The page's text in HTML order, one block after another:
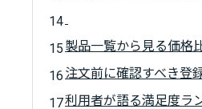
製品一覧から見る価格
注文前に確認すべき登
利用者が語る満足度ラ